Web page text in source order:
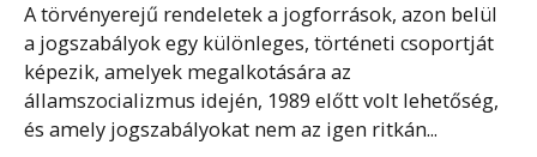
A törvényerejű rendeletek a jogforrások, azon belül
a jogszabályok egy különleges, történeti csoportját
képezik, amelyek megalkotására az
államszocializmus idején, 1989 előtt volt lehetőség,
és amely jogszabályokat nem az igen ritkán...